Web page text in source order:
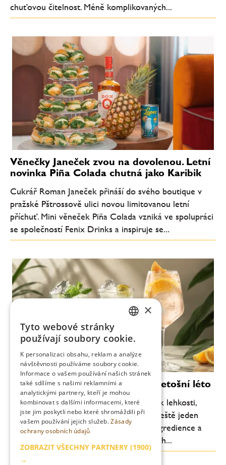
chuťovou čitelnost. Méně komplikovaných...
Věnečky Janeček zvou na dovolenou. Letní
novinka Piña Colada chutná jako Karibik
Cukrář Roman Janeček přináší do svého boutique v
pražské Pštrossově ulici novou limitovanou letní
příchuť. Mini věneček Piña Colada vzniká ve spolupráci
se společností Fenix Drinks a inspiruje se...
Moderní koktejly, které definují letošní léto
Letní barová scéna se každoročně vrací k lehkosti,
svěžesti a pitelnosti. Letos je ale patrný ještě jeden
posun: důraz na jednoduchost, kvalitní ingredience a
chuťovou čitelnost. Méně komplikovaných...
ENGLISH
×
Tyto webové stránky
používají soubory cookie.
K personalizaci obsahu, reklam a analýze
návštěvnosti používáme soubory cookie.
Informace o vašem používání našich stránek
také sdílíme s našimi reklamními a
analytickými partnery, kteří je mohou
kombinovat s dalšími informacemi, které
jste jim poskytli nebo které shromáždili při
vašem používání jejich služeb.Zásady
ochrany osobních údajů
ZOBRAZIT VŠECHNY PARTNERY (1900)
→